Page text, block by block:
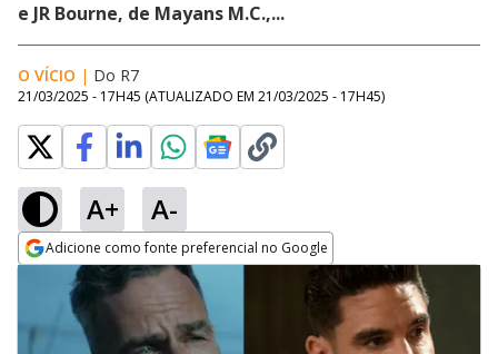
e JR Bourne, de Mayans M.C.,...
O VÍCIO | Do R7
21/03/2025 - 17H45 (ATUALIZADO EM 21/03/2025 - 17H45)
A+ A-
Adicione como fonte preferencial no Google
Opens in new window